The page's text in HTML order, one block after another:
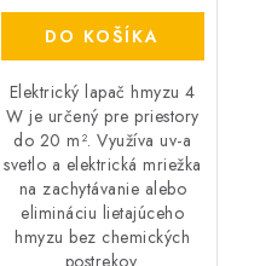
DO KOŠÍKA
Elektrický lapač hmyzu 4
W je určený pre priestory
do 20 m². Využíva uv-a
svetlo a elektrická mriežka
na zachytávanie alebo
elimináciu lietajúceho
hmyzu bez chemických